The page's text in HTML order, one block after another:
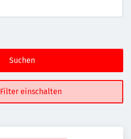
Suchen
Filter einschalten